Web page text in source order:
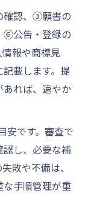
確認、③願書の
公告・登録の
報や商標見
載します。提
れば、速やか
安です。審査で
し、必要な補
敗や不備は、
手順管理が重